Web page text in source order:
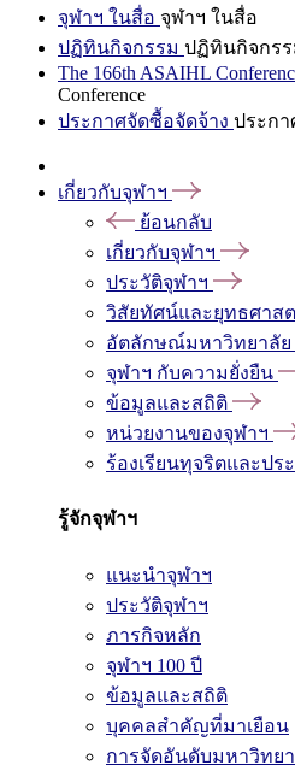
จุฬาฯ ในสื่อ จุฬาฯ ในสื่อ
ปฏิทินกิจกรรม ปฏิทินกิจกรร
The 166th ASAIHL
Conference
ประกาศจัดซื้อจัดจ้าง ประกา
เกี่ยวกับจุฬาฯ
ย้อนกลับ
เกี่ยวกับจุฬาฯ
ประวัติจุฬาฯ
วิสัยทัศน์และยุทธศาส
อัตลักษณ์มหาวิทยาลัย
จุฬาฯ กับความยั่งยืน
ข้อมูลและสถิติ
หน่วยงานของจุฬาฯ
ร้องเรียนทุจริตและป
รู้จักจุฬาฯ
แนะนำจุฬาฯ
ประวัติจุฬาฯ
ภารกิจหลัก
จุฬาฯ 100 ปี
ข้อมูลและสถิติ
บุคคลสำคัญที่มาเยือน
การจัดอันดับมหาวิทย